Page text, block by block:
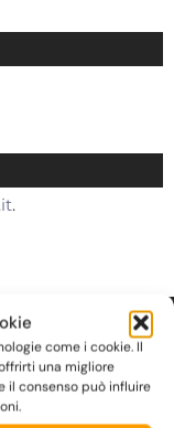
come i cookie. Il
una migliore
il consenso può influire
.